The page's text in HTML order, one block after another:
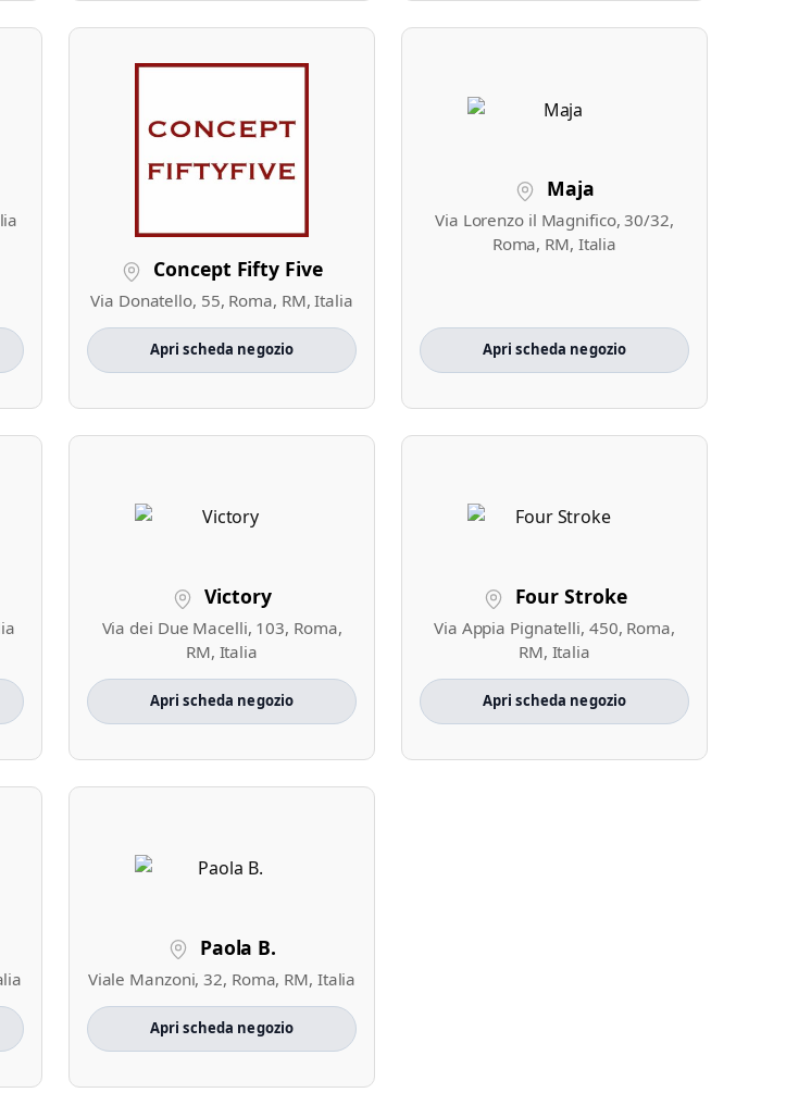
Concept Fifty Five
Via Donatello, 55, Roma, RM, Italia
Apri scheda negozio
Maja
Via Lorenzo il Magnifico, 30/32,
Roma, RM, Italia
Apri scheda negozio
Victory
Via dei Due Macelli, 103, Roma,
RM, Italia
Apri scheda negozio
Four Stroke
Via Appia Pignatelli, 450, Roma,
RM, Italia
Apri scheda negozio
Paola B.
Viale Manzoni, 32, Roma, RM, Italia
Apri scheda negozio